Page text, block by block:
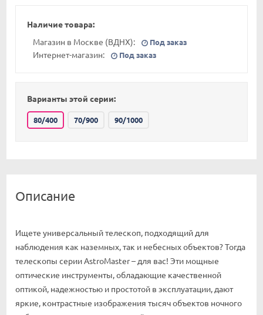
Наличие товара:
Магазин в Москве (ВДНХ):
Под заказ
Интернет-магазин: Под заказ
Варианты этой серии:
80/400 70/900 90/1000
Описание
Ищете универсальный телескоп, подходящий для
наблюдения как наземных, так и небесных объектов? Тогда
телескопы серии AstroMaster – для вас! Эти мощные
оптические инструменты, обладающие качественной
оптикой, надежностью и простотой в эксплуатации, дают
яркие, контрастные изображения тысяч объектов ночного